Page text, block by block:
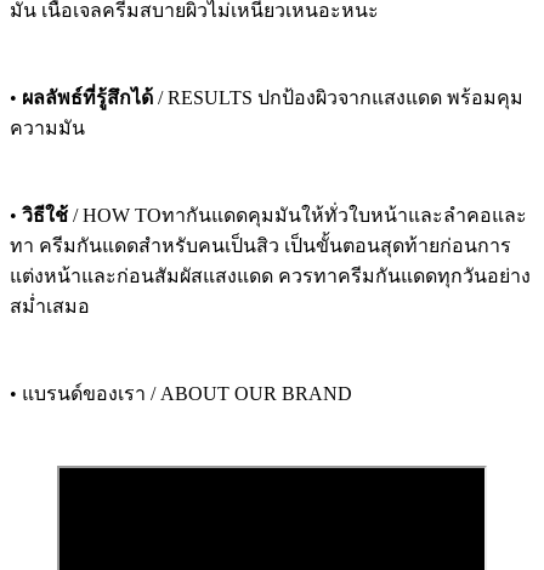
มัน เนื้อเจลครีมสบายผิวไม่เหนียวเหนอะหนะ
• ผลลัพธ์ที่รู้สึกได้ / RESULTS ปกป้องผิวจากแสงแดด พร้อมคุม
ความมัน
• วิธีใช้ / HOW TOทากันแดดคุมมันให้ทั่วใบหน้าและลำคอและ
ทา ครีมกันแดดสำหรับคนเป็นสิว เป็นขั้นตอนสุดท้ายก่อนการ
แต่งหน้าและก่อนสัมผัสแสงแดด ควรทาครีมกันแดดทุกวันอย่าง
สม่ำเสมอ
• แบรนด์ของเรา / ABOUT OUR BRAND